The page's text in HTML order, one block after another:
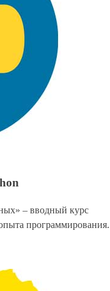
– вводный курс
программирования.